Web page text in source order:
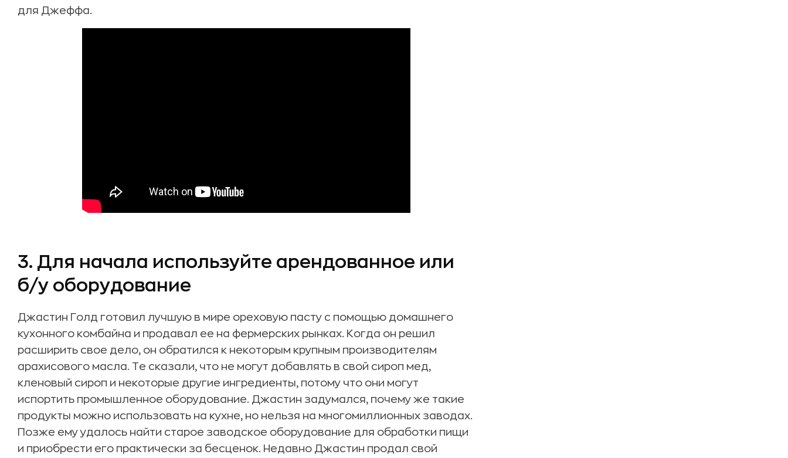
для Джеффа.
3. Для начала используйте арендованное или
б/у оборудование
Джастин Голд готовил лучшую в мире ореховую пасту с помощью домашнего
кухонного комбайна и продавал ее на фермерских рынках. Когда он решил
расширить свое дело, он обратился к некоторым крупным производителям
арахисового масла. Те сказали, что не могут добавлять в свой сироп мед,
кленовый сироп и некоторые другие ингредиенты, потому что они могут
испортить промышленное оборудование. Джастин задумался, почему же такие
продукты можно использовать на кухне, но нельзя на многомиллионных заводах.
Позже ему удалось найти старое заводское оборудование для обработки пищи
и приобрести его практически за бесценок. Недавно Джастин продал свой